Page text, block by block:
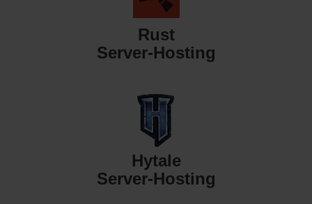
Rust
Server-Hosting
Hytale
Server-Hosting